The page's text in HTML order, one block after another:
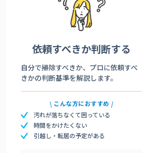
依頼すべきか判断する
自分で掃除すべきか、プロに依頼すべ
きかの判断基準を解説します。
こんな方におすすめ
汚れが落ちなくて困っている
時間をかけたくない
引越し・転居の予定がある